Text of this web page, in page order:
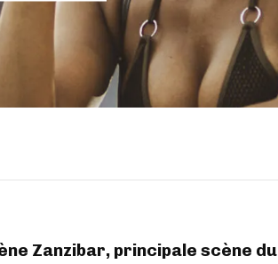
Zanzibar, principale scène du